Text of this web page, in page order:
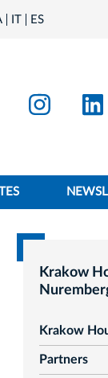
IT ES
- X -
Krakow
Krakow
rozwiń
Partners
rozwiń